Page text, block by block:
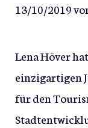
13/10/2019
Lena Höver
einzigartigen
für den